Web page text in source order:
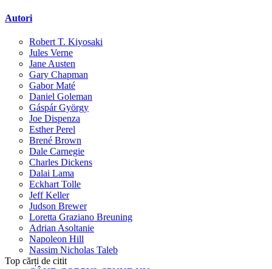
Autori
Robert T. Kiyosaki
Jules Verne
Jane Austen
Gary Chapman
Gabor Maté
Daniel Goleman
Gáspár György
Joe Dispenza
Esther Perel
Brené Brown
Dale Carnegie
Charles Dickens
Dalai Lama
Eckhart Tolle
Jeff Keller
Judson Brewer
Loretta Graziano Breuning
Adrian Asoltanie
Napoleon Hill
Nassim Nicholas Taleb
Top cărți de citit